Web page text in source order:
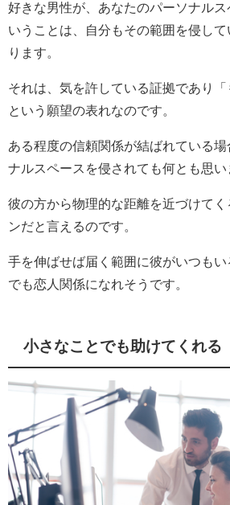
好きな男性が、あなたのパーソナルス
いうことは、自分もその範囲を侵し
ります。
それは、気を許している証拠であり「
という願望の表れなのです。
ある程度の信頼関係が結ばれている
ナルスペースを侵されても何とも思い
彼の方から物理的な距離を近づけてく
ンだと言えるのです。
手を伸ばせば届く範囲に彼がいつも
でも恋人関係になれそうです。
小さなことでも助けてくれる